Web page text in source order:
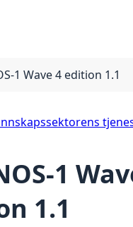
1 Wave 4 edition 1.1
1
1.1